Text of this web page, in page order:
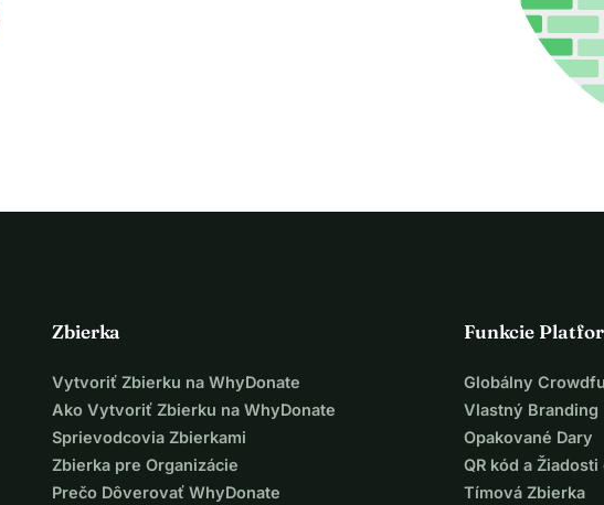
Zbierka
Vytvoriť Zbierku na WhyDonate
Ako Vytvoriť Zbierku na WhyDonate
Sprievodcovia Zbierkami
Zbierka pre Organizácie
Prečo Dôverovať WhyDonate
Funkcie
Globálny
Vlastný Branding
Opakované Dary
QR kód a Žiadosti
Tímová Zbierka